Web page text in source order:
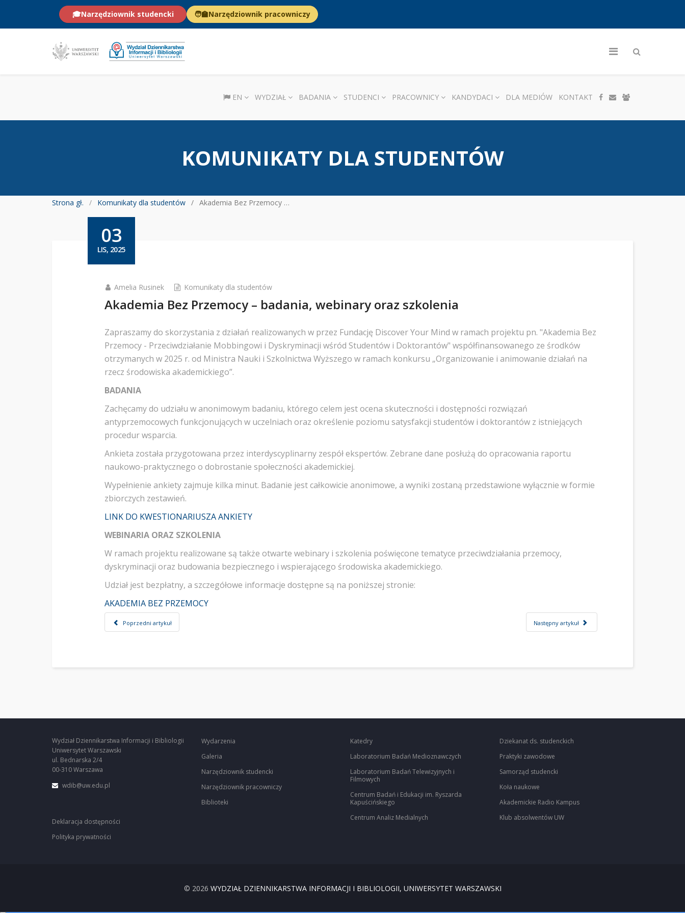
🎓Narzędziownik studencki 🧑‍🏫Narzędziownik pracowniczy
EN WYDZIAŁ BADANIA STUDENCI PRACOWNICY KANDYDACI DLA MEDIÓW KONTAKT
KOMUNIKATY DLA STUDENTÓW
Strona gł. Komunikaty dla studentów Akademia Bez Przemocy – badania, webinary oraz szkolenia
03
LIS, 2025
Amelia Rusinek Komunikaty dla studentów
Akademia Bez Przemocy – badania, webinary oraz szkolenia
Zapraszamy do skorzystania z działań realizowanych w przez Fundację Discover Your Mind w ramach projektu pn. "Akademia Bez
Przemocy - Przeciwdziałanie Mobbingowi i Dyskryminacji wśród Studentów i Doktorantów" współfinansowanego ze środków
otrzymanych w 2025 r. od Ministra Nauki i Szkolnictwa Wyższego w ramach konkursu „Organizowanie i animowanie działań na
rzecz środowiska akademickiego”.
BADANIA
Zachęcamy do udziału w anonimowym badaniu, którego celem jest ocena skuteczności i dostępności rozwiązań
antyprzemocowych funkcjonujących w uczelniach oraz określenie poziomu satysfakcji studentów i doktorantów z istniejących
procedur wsparcia.
Ankieta została przygotowana przez interdyscyplinarny zespół ekspertów. Zebrane dane posłużą do opracowania raportu
naukowo-praktycznego o dobrostanie społeczności akademickiej.
Wypełnienie ankiety zajmuje kilka minut. Badanie jest całkowicie anonimowe, a wyniki zostaną przedstawione wyłącznie w formie
zbiorczych zestawień.
LINK DO KWESTIONARIUSZA ANKIETY
WEBINARIA ORAZ SZKOLENIA
W ramach projektu realizowane są także otwarte webinary i szkolenia poświęcone tematyce przeciwdziałania przemocy,
dyskryminacji oraz budowania bezpiecznego i wspierającego środowiska akademickiego.
Udział jest bezpłatny, a szczegółowe informacje dostępne są na poniższej stronie:
AKADEMIA BEZ PRZEMOCY
Poprzedni artykuł Następny artykuł
Wydział Dziennikarstwa Informacji i Bibliologii
Uniwersytet Warszawski
ul. Bednarska 2/4
00-310 Warszawa
wdib@uw.edu.pl
Deklaracja dostępności
Polityka prywatności
Wydarzenia
Galeria
Narzędziownik studencki
Narzędziownik pracowniczy
Biblioteki
Katedry
Laboratorium Badań Medioznawczych
Laboratorium Badań Telewizyjnych i
Filmowych
Centrum Badań i Edukacji im. Ryszarda
Kapuścińskiego
Centrum Analiz Medialnych
Dziekanat ds. studenckich
Praktyki zawodowe
Samorząd studencki
Koła naukowe
Akademickie Radio Kampus
Klub absolwentów UW
© 2026 WYDZIAŁ DZIENNIKARSTWA INFORMACJI I BIBLIOLOGII, UNIWERSYTET WARSZAWSKI